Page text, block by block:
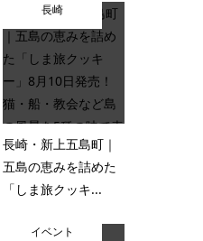
長崎
長崎・新上五島町｜
五島の恵みを詰めた
「しま旅クッキ...
イベント